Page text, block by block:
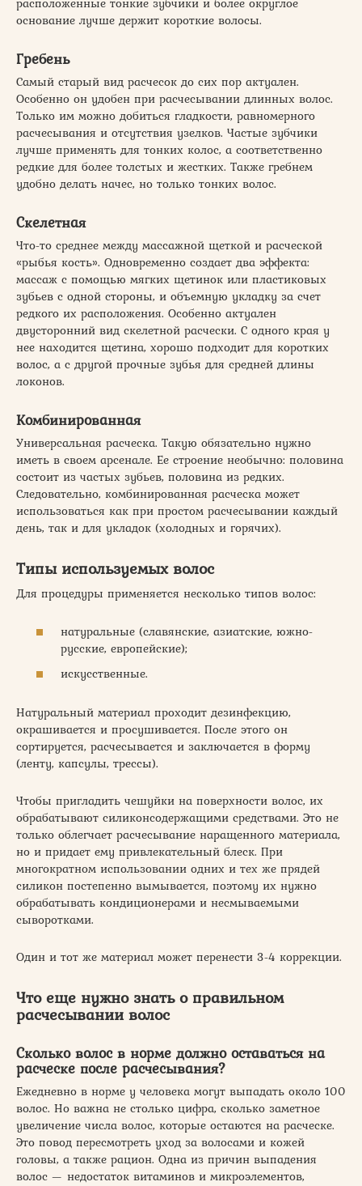
основание лучше держит короткие волосы.
Гребень
Самый старый вид расчесок до сих пор актуален.
Особенно он удобен при расчесывании длинных волос.
Только им можно добиться гладкости, равномерного
расчесывания и отсутствия узелков. Частые зубчики
лучше применять для тонких колос, а соответственно
редкие для более толстых и жестких. Также гребнем
удобно делать начес, но только тонких волос.
Скелетная
Что-то среднее между массажной щеткой и расческой
«рыбья кость». Одновременно создает два эффекта:
массаж с помощью мягких щетинок или пластиковых
зубьев с одной стороны, и объемную укладку за счет
редкого их расположения. Особенно актуален
двусторонний вид скелетной расчески. С одного края у
нее находится щетина, хорошо подходит для коротких
волос, а с другой прочные зубья для средней длины
локонов.
Комбинированная
Универсальная расческа. Такую обязательно нужно
иметь в своем арсенале. Ее строение необычно: половина
состоит из частых зубьев, половина из редких.
Следовательно, комбинированная расческа может
использоваться как при простом расчесывании каждый
день, так и для укладок (холодных и горячих).
Типы используемых волос
Для процедуры применяется несколько типов волос:
натуральные (славянские, азиатские, южно-
русские, европейские);
искусственные.
Натуральный материал проходит дезинфекцию,
окрашивается и просушивается. После этого он
сортируется, расчесывается и заключается в форму
(ленту, капсулы, трессы).
Чтобы пригладить чешуйки на поверхности волос, их
обрабатывают силиконсодержащими средствами. Это не
только облегчает расчесывание наращенного материала,
но и придает ему привлекательный блеск. При
многократном использовании одних и тех же прядей
силикон постепенно вымывается, поэтому их нужно
обрабатывать кондиционерами и несмываемыми
сыворотками.
Один и тот же материал может перенести 3-4 коррекции.
Что еще нужно знать о правильном
расчесывании волос
Сколько волос в норме должно оставаться на
расческе после расчесывания?
Ежедневно в норме у человека могут выпадать около 100
волос. Но важна не столько цифра, сколько заметное
увеличение числа волос, которые остаются на расческе.
Это повод пересмотреть уход за волосами и кожей
головы, а также рацион. Одна из причин выпадения
волос — недостаток витаминов и микроэлементов,